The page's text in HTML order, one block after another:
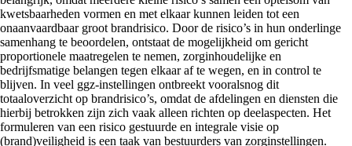
kwetsbaarheden vormen en met elkaar kunnen leiden tot een
onaanvaardbaar groot brandrisico. Door de risico’s in hun onderlinge
samenhang te beoordelen, ontstaat de mogelijkheid om gericht
proportionele maatregelen te nemen, zorginhoudelijke en
bedrijfsmatige belangen tegen elkaar af te wegen, en in control te
blijven. In veel ggz-instellingen ontbreekt vooralsnog dit
totaaloverzicht op brandrisico’s, omdat de afdelingen en diensten die
hierbij betrokken zijn zich vaak alleen richten op deelaspecten. Het
formuleren van een risico gestuurde en integrale visie op
(brand)veiligheid is een taak van bestuurders van zorginstellingen.